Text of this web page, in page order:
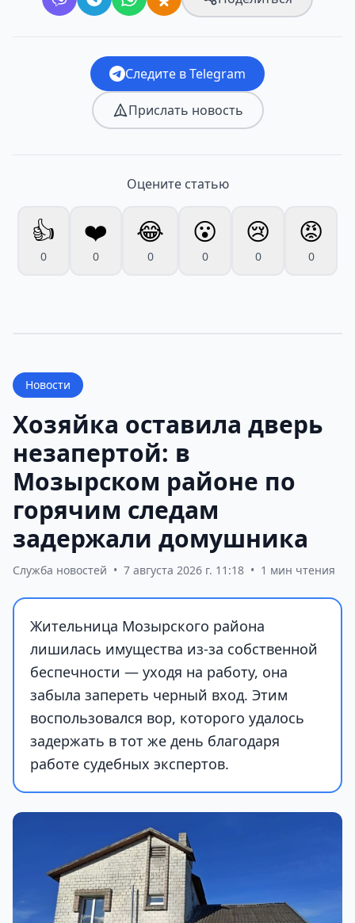
Следите в Telegram
Прислать новость
Оцените статью
👍
0
❤️
0
😂
0
😮
0
😢
0
😡
0
Новости
Хозяйка оставила дверь
незапертой: в
Мозырском районе по
горячим следам
задержали домушника
Служба новостей • 7 августа 2026 г. 11:18 • 1 мин чтения
Жительница Мозырского района
лишилась имущества из-за собственной
беспечности — уходя на работу, она
забыла запереть черный вход. Этим
воспользовался вор, которого удалось
задержать в тот же день благодаря
работе судебных экспертов.